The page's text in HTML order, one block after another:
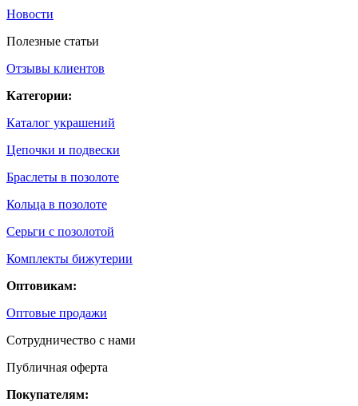
Новости
Полезные статьи
Отзывы клиентов
Категории:
Каталог украшений
Цепочки и подвески
Браслеты в позолоте
Кольца в позолоте
Серьги с позолотой
Комплекты бижутерии
Оптовикам:
Оптовые продажи
Сотрудничество с нами
Публичная оферта
Покупателям: